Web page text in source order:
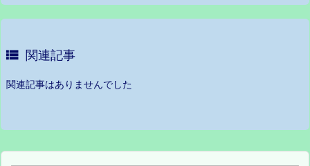
 関連記事
関連記事はありませんでした